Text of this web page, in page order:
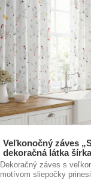
Veľkonočný záves
dekoračná látka
Dekoračný záves s
motívom sliepočky